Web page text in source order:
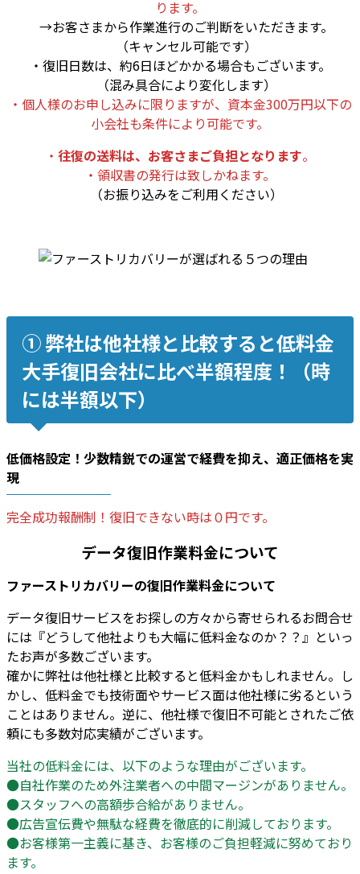
ります。
→お客さまから作業進行のご判断をいただきます。
（キャンセル可能です）
・復旧日数は、約6日ほどかかる場合もございます。
（混み具合により変化します）
・個人様のお申し込みに限りますが、資本金300万円以下の
小会社も条件により可能です。
・ 往復の送料は、お客さまご負担となります。
・領収書の発行は致しかねます。
（お振り込みをご利用ください）
➀ 弊社は他社様と比較すると低料金
大手復旧会社に比べ半額程度！（時
には半額以下）
低価格設定！少数精鋭での運営で経費を抑え、適正価格を実
現
完全成功報酬制！復旧できない時は０円です。
データ復旧作業料金について
ファーストリカバリーの復旧作業料金について
データ復旧サービスをお探しの方々から寄せられるお問合せ
には『どうして他社よりも大幅に低料金なのか？？』といっ
たお声が多数ございます。
確かに弊社は他社様と比較すると低料金かもしれません。し
かし、低料金でも技術面やサービス面は他社様に劣るという
ことはありません。逆に、他社様で復旧不可能とされたご依
頼にも多数対応実績がございます。
当社の低料金には、以下のような理由がございます。
●自社作業のため外注業者への中間マージンがありません。
●スタッフへの高額歩合給がありません。
●広告宣伝費や無駄な経費を徹底的に削減しております。
●お客様第一主義に基き、お客様のご負担軽減に努めており
ます。